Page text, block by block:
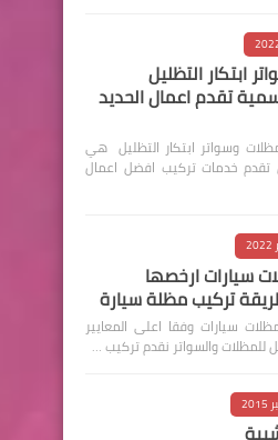
ابتكار التظليل
تقدم اعمال الحديد
وسواتر ابتكار التظليل هي
خدمات تركيب افضل اعمال
سيارات ارخصها
تركيب مظلة سيارة
سيارات وفقا اعلى المعايير
للمظلات والسواتر نقدم تركيب …